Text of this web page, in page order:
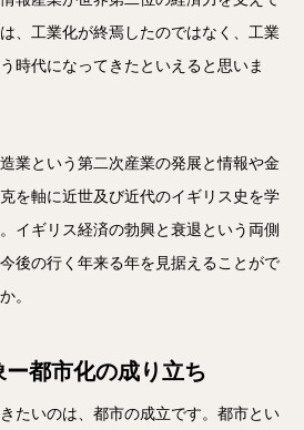
、工業化が終焉したのではなく、工業
時代になってきたといえると思いま
業という第二次産業の発展と情報や金
を軸に近世及び近代のイギリス史を学
イギリス経済の勃興と衰退という両側
後の行く年来る年を見据えることがで
。
都市化の成り立ち
たいのは、都市の成立です。都市とい